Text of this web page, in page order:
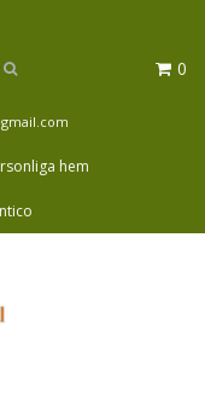
0
hem